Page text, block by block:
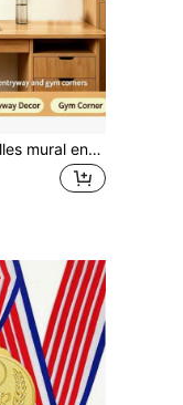
6 pièces Porte-médailles mural en bois, installation DIY facile, support de rangement de médailles en bois gain de place, décoration inspirante pour les médailles de football, basketball, volleyball et sports